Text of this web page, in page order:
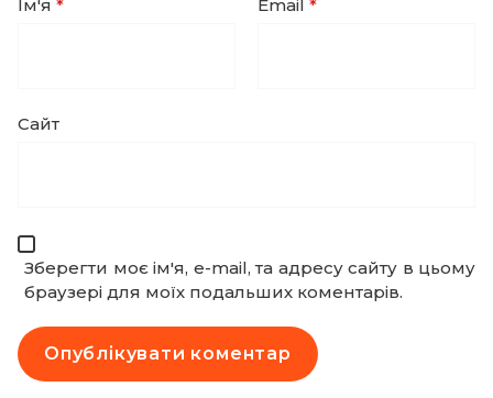
Ім'я * Email *
Сайт
Зберегти моє ім'я, e-mail, та адресу сайту в цьому
браузері для моїх подальших коментарів.